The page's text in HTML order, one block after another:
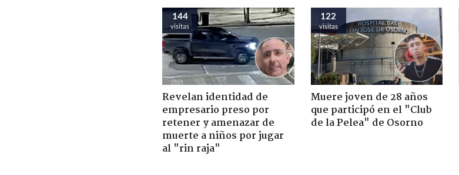
144
visitas
Revelan identidad de
empresario preso por
retener y amenazar de
muerte a niños por jugar
al "rin raja"
122
visitas
Muere joven de 28 años
que participó en el "Club
de la Pelea" de Osorno